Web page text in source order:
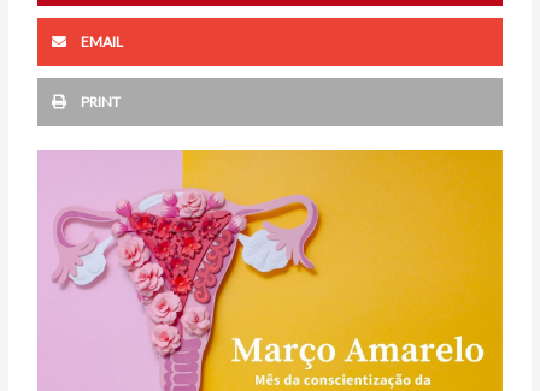
EMAIL
PRINT